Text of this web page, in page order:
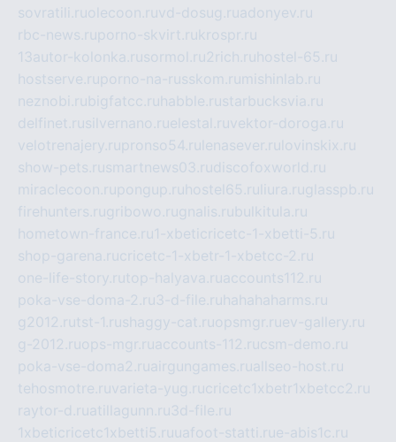
sovratili.ruolecoon.ruvd-dosug.ruadonyev.ru
rbc-news.ruporno-skvirt.rukrospr.ru
13autor-kolonka.rusormol.ru2rich.ru hostel-65.ru
hostserve.ruporno-na-russkom.ru mishinlab.ru
neznobi.rubigfatcc.ru habble.rustarbucksvia.ru
delfinet.rusilvernano.ruelestal.ruvektor-doroga.ru
velotrenajery.rupronso54.ru lenasever.ru lovinskix.ru
show-pets.rusmartnews03.rudiscofoxworld.ru
miraclecoon.rupongup.ru hostel65.ru liura.ruglasspb.ru
firehunters.rugribowo.rugnalis.rubulkitula.ru
hometown-france.ru1-xbeticricetc-1-xbetti-5.ru
shop-garena.rucricetc-1-xbetr-1-xbetcc-2.ru
one-life-story.rutop-halyava.ruaccounts112.ru
poka-vse-doma-2.ru3-d-file.ru hahahaharms.ru
g2012.rutst-1.rushaggy-cat.ruopsmgr.ruev-gallery.ru
g-2012.ruops-mgr.ruaccounts-112.rucsm-demo.ru
poka-vse-doma2.ruairgungames.ruallseo-host.ru
tehosmotre.ruvarieta-yug.rucricetc1xbetr1xbetcc2.ru
raytor-d.ruatillagunn.ru3d-file.ru
1xbeticricetc1xbetti5.ruuafoot-statti.rue-abis1c.ru